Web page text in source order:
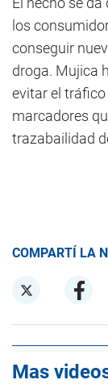
los
conseguir
droga. Mujica
evitar el
marcadores
trazabailidad
COMPARTÍ LA
Mas